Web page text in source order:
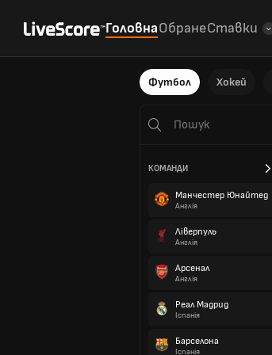
ГоловнаОбранеСтавки
Футбол Хокей
КОМАНДИ
Манчестер Юнайтед
Англія
Ліверпуль
Англія
Арсенал
Англія
Реал Мадрид
Іспанія
Барселона
Іспанія